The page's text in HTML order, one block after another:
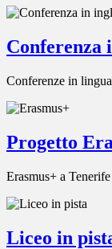
Conferenza
Conferenze in
Progetto
Erasmus+ a Tenerife
Liceo in